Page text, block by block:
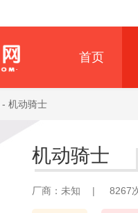
首页
- 机动骑士
机动骑士
厂商：未知 | 8267